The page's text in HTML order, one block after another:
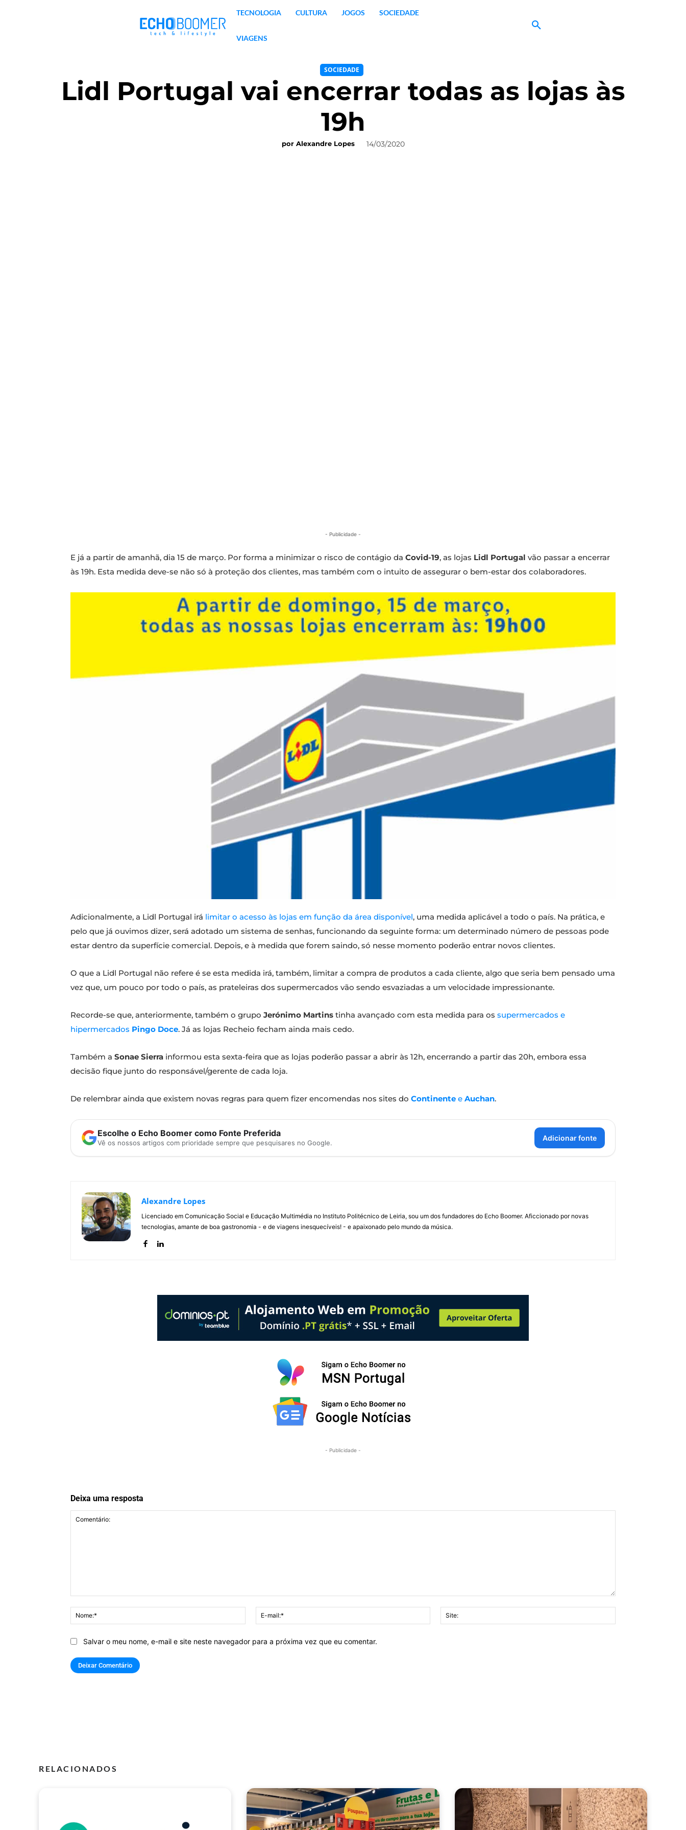
TECNOLOGIA CULTURA JOGOS SOCIEDADE
VIAGENS
SOCIEDADE
Lidl Portugal vai encerrar todas as lojas às
19h
por Alexandre Lopes 14/03/2020
- Publicidade -
E já a partir de amanhã, dia 15 de março. Por forma a minimizar o risco de contágio da Covid-19, as lojas Lidl Portugal vão passar a encerrar
às 19h. Esta medida deve-se não só à proteção dos clientes, mas também com o intuito de assegurar o bem-estar dos colaboradores.
Adicionalmente, a Lidl Portugal irá limitar o acesso às lojas em função da área disponível, uma medida aplicável a todo o país. Na prática, e
pelo que já ouvimos dizer, será adotado um sistema de senhas, funcionando da seguinte forma: um determinado número de pessoas pode
estar dentro da superfície comercial. Depois, e à medida que forem saindo, só nesse momento poderão entrar novos clientes.
O que a Lidl Portugal não refere é se esta medida irá, também, limitar a compra de produtos a cada cliente, algo que seria bem pensado uma
vez que, um pouco por todo o país, as prateleiras dos supermercados vão sendo esvaziadas a um velocidade impressionante.
Recorde-se que, anteriormente, também o grupo Jerónimo Martins tinha avançado com esta medida para os supermercados e
hipermercados Pingo Doce. Já as lojas Recheio fecham ainda mais cedo.
Também a Sonae Sierra informou esta sexta-feira que as lojas poderão passar a abrir às 12h, encerrando a partir das 20h, embora essa
decisão fique junto do responsável/gerente de cada loja.
De relembrar ainda que existem novas regras para quem fizer encomendas nos sites do Continente e Auchan.
Escolhe o Echo Boomer como Fonte Preferida
Vê os nossos artigos com prioridade sempre que pesquisares no Google.
Adicionar fonte
Alexandre Lopes
Licenciado em Comunicação Social e Educação Multimédia no Instituto Politécnico de Leiria, sou um dos fundadores do Echo Boomer. Aficcionado por novas
tecnologias, amante de boa gastronomia - e de viagens inesquecíveis! - e apaixonado pelo mundo da música.
- Publicidade -
Deixa uma resposta
Nome:*
mail:*
Salvar o meu nome, e-mail e site neste navegador para a próxima vez que eu comentar.
RELACIONADOS